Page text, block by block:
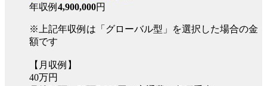
年収例 4,900,000円
※上記年収例は「グローバル型」を選択した場合の金
額です
【月収例】
40万円